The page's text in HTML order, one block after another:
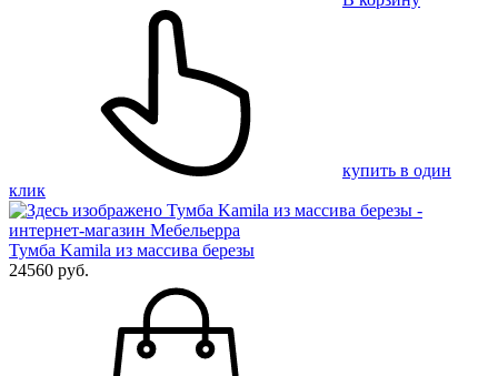
купить в один
клик
Тумба Kamila из массива березы
24560 руб.